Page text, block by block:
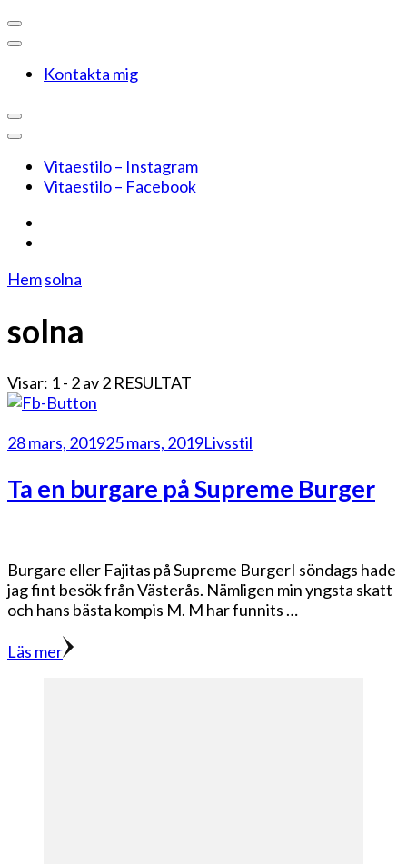
Kontakta mig
Vitaestilo – Instagram
Vitaestilo – Facebook
Hemsolna
solna
Visar: 1 - 2 av 2 RESULTAT
28 mars, 201925 mars, 2019Livsstil
Ta en burgare på Supreme Burger
Burgare eller Fajitas på Supreme BurgerI söndags hade
jag fint besök från Västerås. Nämligen min yngsta skatt
och hans bästa kompis M. M har funnits …
Läs mer